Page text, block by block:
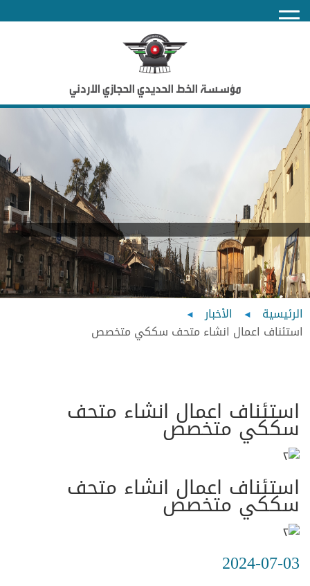
مؤسسة الخط الحديدي الحجازي الاردني
Breadcrumb
الرئيسية
الأخبار
استئناف اعمال انشاء متحف سككي متخصص
استئناف اعمال انشاء متحف
سككي متخصص
استئناف اعمال انشاء متحف
سككي متخصص
2024-07-03